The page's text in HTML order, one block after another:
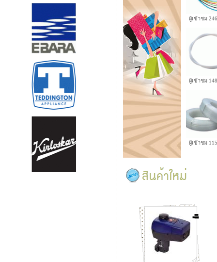
ผู้เข้าชม
ผู้เข้าชม
ผู้เข้าชม